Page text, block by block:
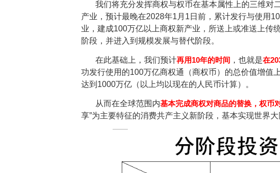
我们将充分发挥商权与权币在基本属性上的三维对
产业，预计最晚在2028年1月1日前，累计发行与使用
业，建成100万亿以上商权新产业，所送上或准送上传
阶段，并进入到规模发展与替代阶段。
在此基础上，我们预计再用10年的时间 ，也就是在
功发行使用的100万亿商权通（商权币）的总价值增值
达到1000万亿（以上均以现在的人民币计算）。
从而在全球范围内基本完成商权对商品的替换，权币
享”为主要特征的消费共产主义新阶段，基本实现世界